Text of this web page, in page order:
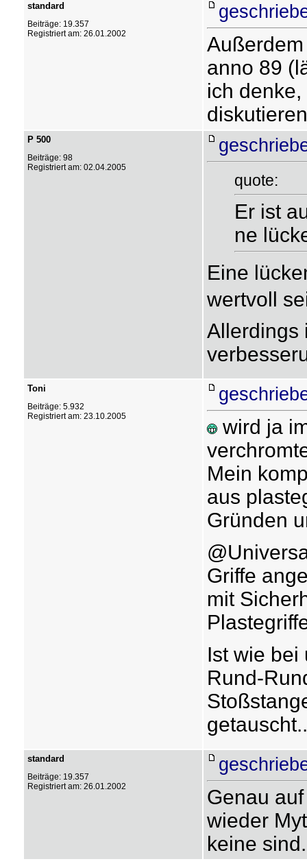
standard
Beiträge: 19.357
Registriert am: 26.01.2002
anno 89
ich
P 500
Beiträge: 98
Registriert am: 02.04.2005
quote:
Er ist
ne
Eine
wertvoll
Allerdings
Toni
Beiträge: 5.932
Registriert am: 23.10.2005
wird ja
Mein
aus
Gründen
Griffe
mit
Ist wie bei
Rund-
standard
Beiträge: 19.357
Registriert am: 26.01.2002
Genau
wieder
keine